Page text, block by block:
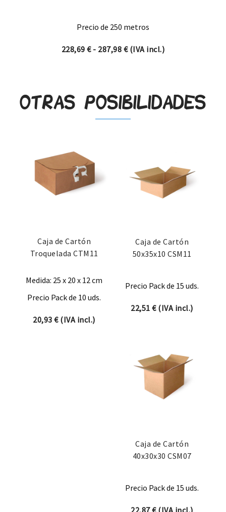
Precio de 250 metros
228,69€ - 287,98 €Rango de precios: desde
(IVA incl.)
Otras posibilidades
Caja de Cartón
Troquelada CTM11
Medida: 25 x 20 x 12 cm
Precio Pack de 10 uds.
20,93€(IVA incl.)
Caja de Cartón
50x35x10 CSM11
Precio Pack de 15 uds.
22,51€(IVA incl.)
Caja de Cartón
40x30x30 CSM07
Precio Pack de 15 uds.
22,87€(IVA incl.)